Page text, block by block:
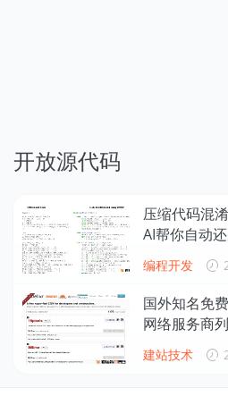
开放源代码
压缩代码混
AI帮你自动
编程开发
国外知名免
网络服务商
s）
建站技术